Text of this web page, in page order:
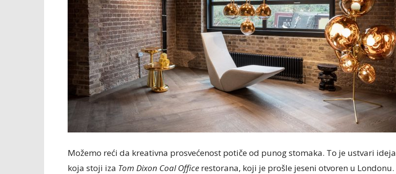
Možemo reći da kreativna prosvećenost potiče od punog stomaka. To je ustvari ideja
koja stoji iza Tom Dixon Coal Office restorana, koji je prošle jeseni otvoren u Londonu.